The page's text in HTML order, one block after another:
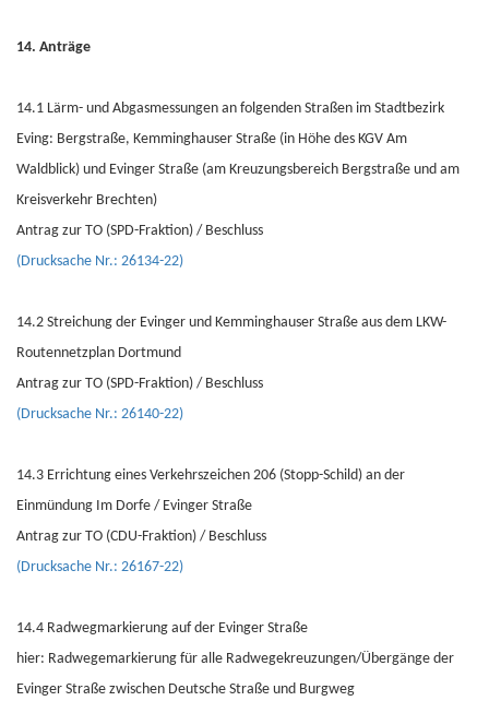
14. Anträge
14.1 Lärm- und Abgasmessungen an folgenden Straßen im Stadtbezirk
Eving: Bergstraße, Kemminghauser Straße (in Höhe des KGV Am
Waldblick) und Evinger Straße (am Kreuzungsbereich Bergstraße und am
Kreisverkehr Brechten)
Antrag zur TO (SPD-Fraktion) / Beschluss
(Drucksache Nr.: 26134-22)
14.2 Streichung der Evinger und Kemminghauser Straße aus dem LKW-
Routennetzplan Dortmund
Antrag zur TO (SPD-Fraktion) / Beschluss
(Drucksache Nr.: 26140-22)
14.3 Errichtung eines Verkehrszeichen 206 (Stopp-Schild) an der
Einmündung Im Dorfe / Evinger Straße
Antrag zur TO (CDU-Fraktion) / Beschluss
(Drucksache Nr.: 26167-22)
14.4 Radwegmarkierung auf der Evinger Straße
hier: Radwegemarkierung für alle Radwegekreuzungen/Übergänge der
Evinger Straße zwischen Deutsche Straße und Burgweg